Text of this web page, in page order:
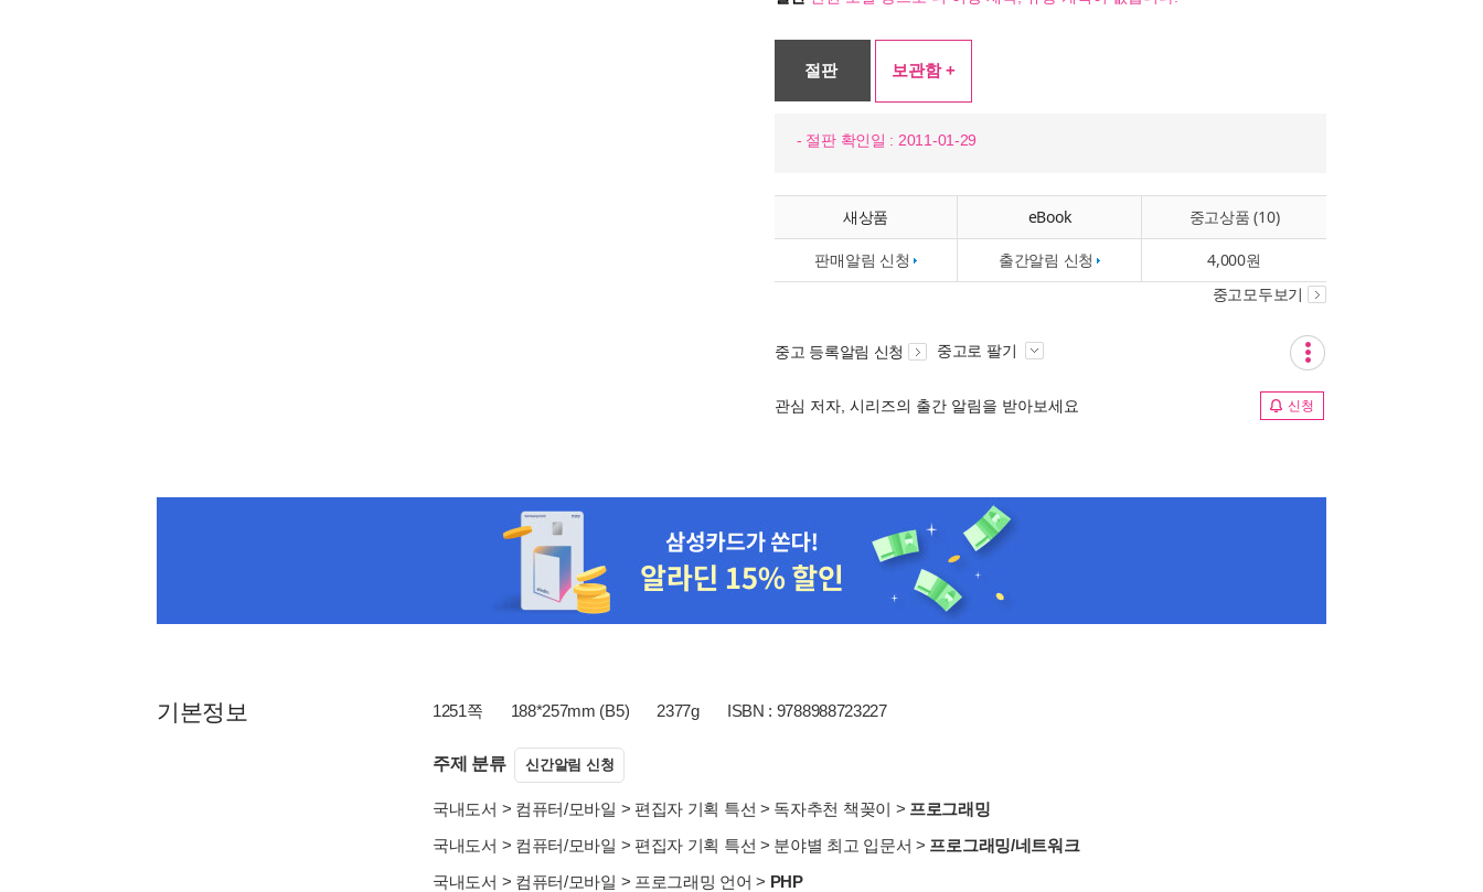
절판 보관함 +
- 절판 확인일 : 2011-01-29
새상품 eBook 중고상품 (10)
판매알림 신청 출간알림 신청 4,000원
중고모두보기
중고 등록알림 신청 중고로 팔기
관심 저자, 시리즈의 출간 알림을 받아보세요 신청
기본정보 1251쪽 188*257mm (B5) 2377g ISBN : 9788988723227
주제 분류 신간알림 신청
국내도서 > 컴퓨터/모바일 > 편집자 기획 특선 > 독자추천 책꽂이 > 프로그래밍
국내도서 > 컴퓨터/모바일 > 편집자 기획 특선 > 분야별 최고 입문서 > 프로그래밍/네트워크
국내도서 > 컴퓨터/모바일 > 프로그래밍 언어 > PHP